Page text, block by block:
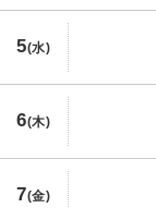
5(水)
6(木)
7(金)